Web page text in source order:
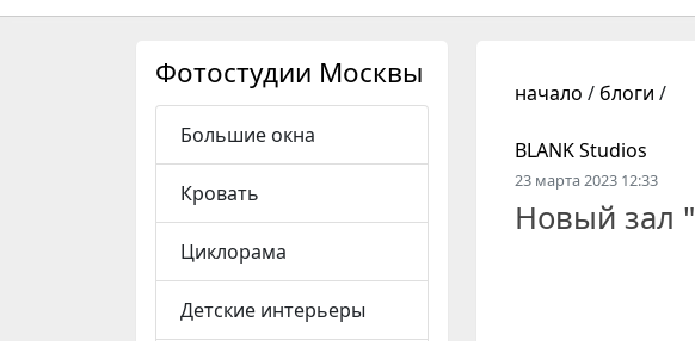
начало / блоги /
BLANK Studios
23 марта 2023 12:33
Новый зал
Фотостудии Москвы
Большие окна
Кровать
Циклорама
Детские интерьеры